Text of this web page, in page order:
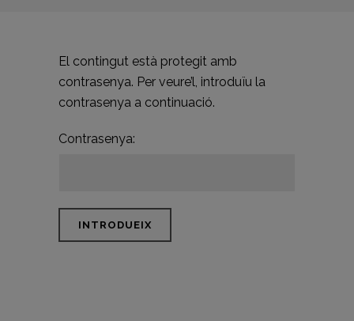
El contingut està protegit amb
contrasenya. Per veure’l, introduïu la
contrasenya a continuació.
Contrasenya: